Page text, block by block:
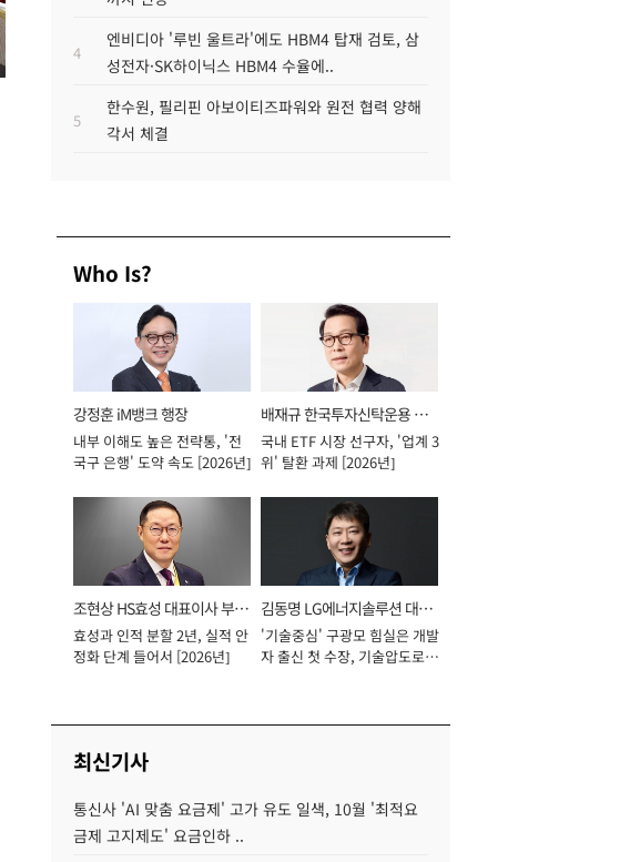
4
엔비디아 '루빈 울트라'에도 HBM4 탑재 검토, 삼
성전자·SK하이닉스 HBM4 수율에..
5
한수원, 필리핀 아보이티즈파워와 원전 협력 양해
각서 체결
Who Is?
강정훈 iM뱅크 행장
내부 이해도 높은 전략통, '전
국구 은행' 도약 속도 [2026년]
배재규 한국투자신탁운용 대
표이사 사장
국내 ETF 시장 선구자, '업계 3
위' 탈환 과제 [2026년]
조현상 HS효성 대표이사 부회
장
효성과 인적 분할 2년, 실적 안
정화 단계 들어서 [2026년]
김동명 LG에너지솔루션 대표
이사 사장
'기술중심' 구광모 힘실은 개발
자 출신 첫 수장, 기술압도로
최신기사
통신사 'AI 맞춤 요금제' 고가 유도 일색, 10월 '최적요
금제 고지제도' 요금인하 ..